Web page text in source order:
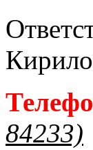
84233)